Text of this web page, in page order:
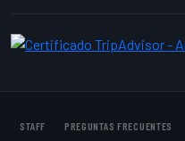
STAFF PREGUNTAS FRECUENTES